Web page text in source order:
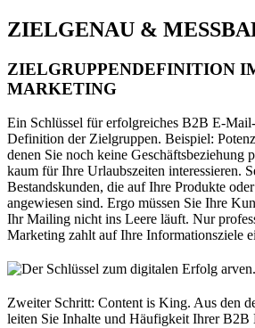
ZIELGENAU &
ZIELGRUPPENDEFINITION
MARKETING
Ein Schlüssel für erfolgreiches B2B E-
Definition der Zielgruppen. Beispiel:
denen Sie noch keine Geschäftsbeziehung
kaum für Ihre Urlaubszeiten interessieren.
Bestandskunden, die auf Ihre Produkte
angewiesen sind. Ergo müssen Sie Ihre
Ihr Mailing nicht ins Leere läuft. Nur
Marketing zahlt auf Ihre Informationsziele
Zweiter Schritt: Content is King. Aus den
leiten Sie Inhalte und Häufigkeit Ihrer B2B